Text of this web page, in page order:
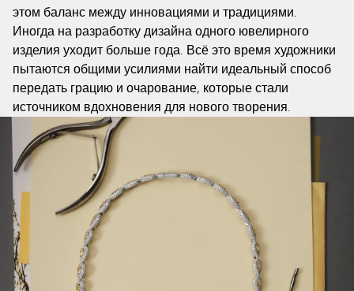
этом баланс между инновациями и традициями.
Иногда на разработку дизайна одного ювелирного
изделия уходит больше года. Всё это время художники
пытаются общими усилиями найти идеальный способ
передать грацию и очарование, которые стали
источником вдохновения для нового творения.